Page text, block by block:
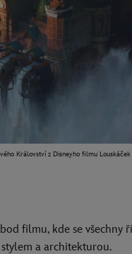
Království z Disneyho filmu
filmu, kde se všechny
a architekturou.